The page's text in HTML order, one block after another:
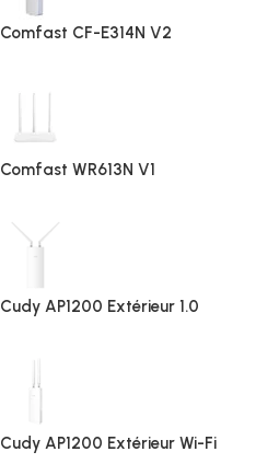
Comfast CF-E314N V2
Comfast WR613N V1
Cudy AP1200 Extérieur 1.0
Cudy AP1200 Extérieur Wi-Fi